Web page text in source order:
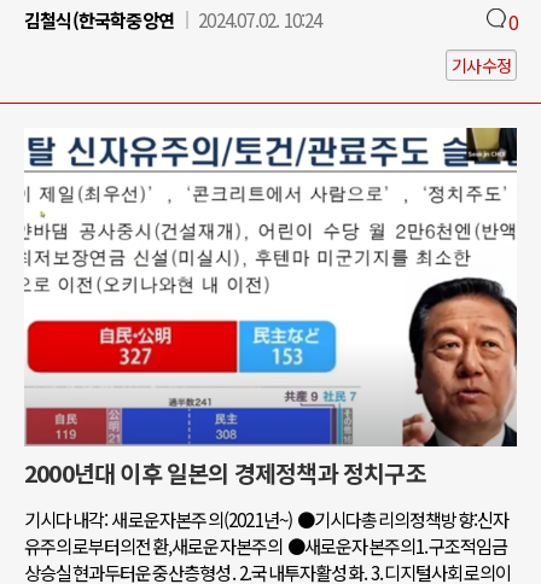
김철식(한국학중앙연
2024.07.02. 10:24 0
기사수정
2000년대 이후 일본의 경제정책과 정치구조
기시다내각: 새로운자본주의(2021년~) ●기시다총리의정책방향:신자
유주의로부터의전환,새로운자본주의 ●새로운자본주의1.구조적임금
상승실현과두터운중산층형성. 2.국내투자활성화. 3.디지털사회로의이